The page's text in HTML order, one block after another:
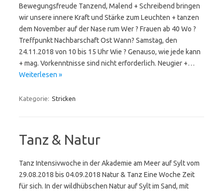
Bewegungsfreude Tanzend, Malend + Schreibend bringen
wir unsere innere Kraft und Stärke zum Leuchten + tanzen
dem November auf der Nase rum Wer ? Frauen ab 40 Wo ?
Treffpunkt Nachbarschaft Ost Wann? Samstag, den
24.11.2018 von 10 bis 15 Uhr Wie ? Genauso, wie jede kann
+ mag. Vorkenntnisse sind nicht erforderlich. Neugier +…
Weiterlesen »
Kategorie: Stricken
Tanz & Natur
Tanz Intensivwoche in der Akademie am Meer auf Sylt vom
29.08.2018 bis 04.09.2018 Natur & Tanz Eine Woche Zeit
für sich. In der wildhübschen Natur auf Sylt im Sand, mit